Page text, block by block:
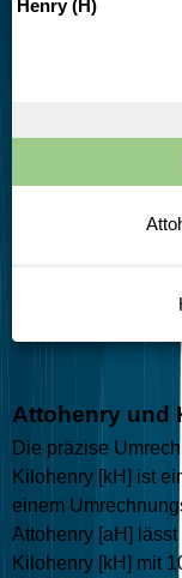
Attohenry und
Die präzise
Kilohenry [kH] ist
einem
Attohenry [aH]
Kilohenry [kH] mit